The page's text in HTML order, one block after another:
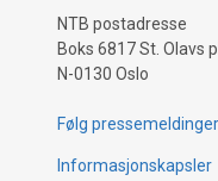
NTB postadresse
Boks 6817 St. Olavs
N-0130 Oslo
Følg
Informasjonskapsler